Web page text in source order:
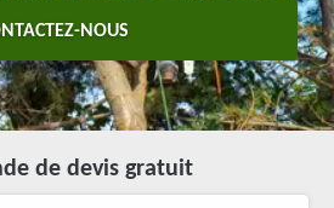
NOUS
de devis gratuit